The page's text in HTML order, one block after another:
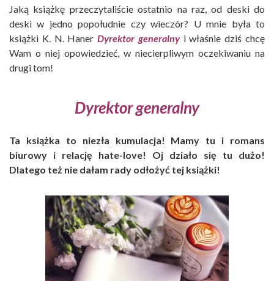
Jaką książkę przeczytaliście ostatnio na raz, od deski do
deski w jedno popołudnie czy wieczór? U mnie była to
książki K. N. HanerDyrektor generalnyi właśnie dziś chcę
Wam o niej opowiedzieć, w niecierpliwym oczekiwaniu na
drugi tom!
Dyrektorgeneralny
Ta książka to niezła kumulacja! Mamy tu i romans
biurowy i relację hate-love! Oj działo się tu dużo!
Dlatego też nie dałam rady odłożyć tej książki!